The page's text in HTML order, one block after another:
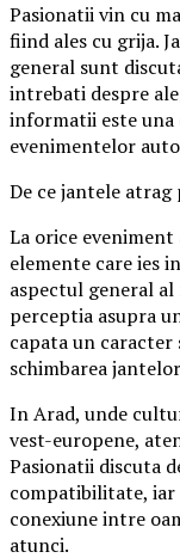
Pasionatii vin cu
fiind ales cu grija.
general sunt
intrebati despre
informatii este
evenimentelor
De ce jantele
La orice
elemente care ies
aspectul general
perceptia asupra
capata un
schimbarea
In Arad, unde
vest-europene,
Pasionatii discuta
compatibilitate, iar
conexiune intre
atunci.